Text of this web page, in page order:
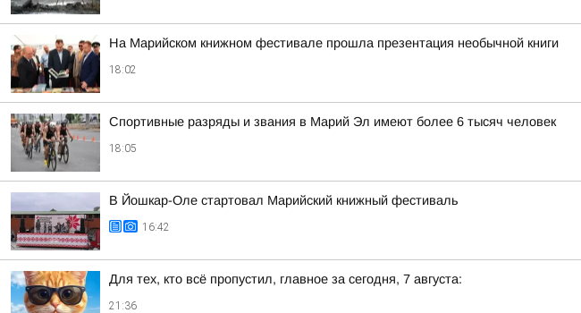
На Марийском книжном фестивале прошла презентация необычной книги
18:02
Спортивные разряды и звания в Марий Эл имеют более 6 тысяч человек
18:05
В Йошкар-Оле стартовал Марийский книжный фестиваль
16:42
Для тех, кто всё пропустил, главное за сегодня, 7 августа:
21:36